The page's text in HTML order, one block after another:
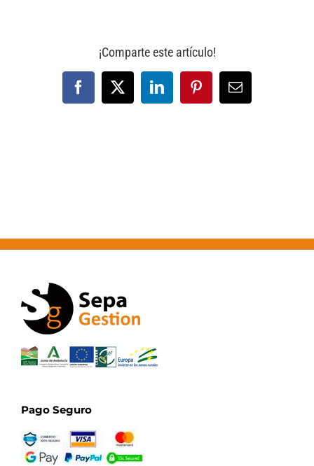
¡Comparte este artículo!
Facebook
X LinkedInPinterestCorreo
electrónico
Pago Seguro